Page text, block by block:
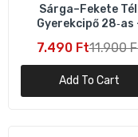
Sárga–Fekete
Gyerekcipő 28‑as
7.490 Ft11.900
Add To Cart